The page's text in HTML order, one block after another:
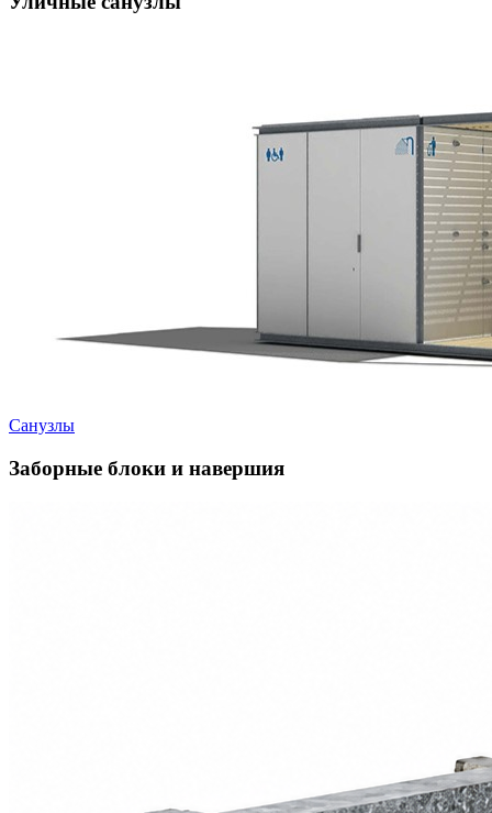
Санузлы
Заборные блоки и навершия